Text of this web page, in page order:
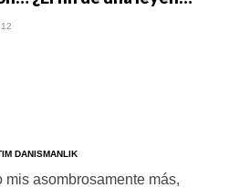
DANISMANLIK
mis asombrosamente más,